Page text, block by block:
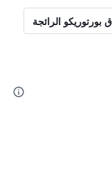
بورتوريكو الرائجة